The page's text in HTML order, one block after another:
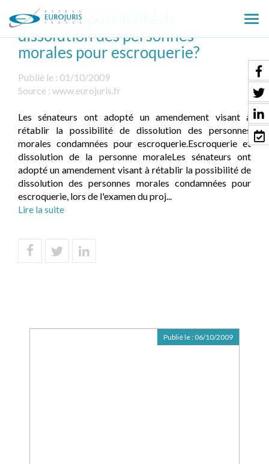
le
Bientôt la possibilité de
dissolution des personnes
morales pour escroquerie?
Publié le : 01/10/2009
Source : www.eurojuris.fr
Les sénateurs ont adopté un amendement visant à
rétablir la possibilité de dissolution des personnes
morales condamnées pour escroquerie.Escroquerie et
dissolution de la personne moraleLes sénateurs ont
adopté un amendement visant à rétablir la possibilité de
dissolution des personnes morales condamnées pour
escroquerie, lors de l'examen du proj...
Lire la suite
Publié le : 06/10/2009